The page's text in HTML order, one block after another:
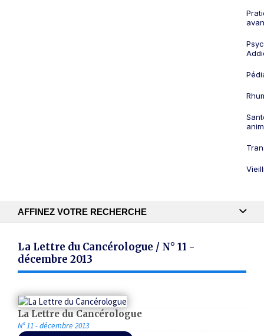
AFFINEZ VOTRE RECHERCHE
La Lettre du Cancérologue / N° 11 -
décembre 2013
La Lettre du Cancérologue
N° 11 - décembre 2013